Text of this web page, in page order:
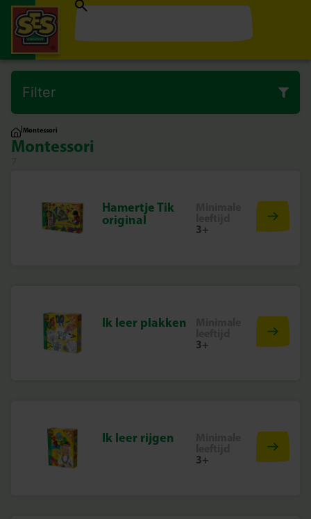
Filter
|Montessori
Montessori
Hamertje Tik
original
3+
Ik leer plakken
3+
Ik leer rijgen
3+